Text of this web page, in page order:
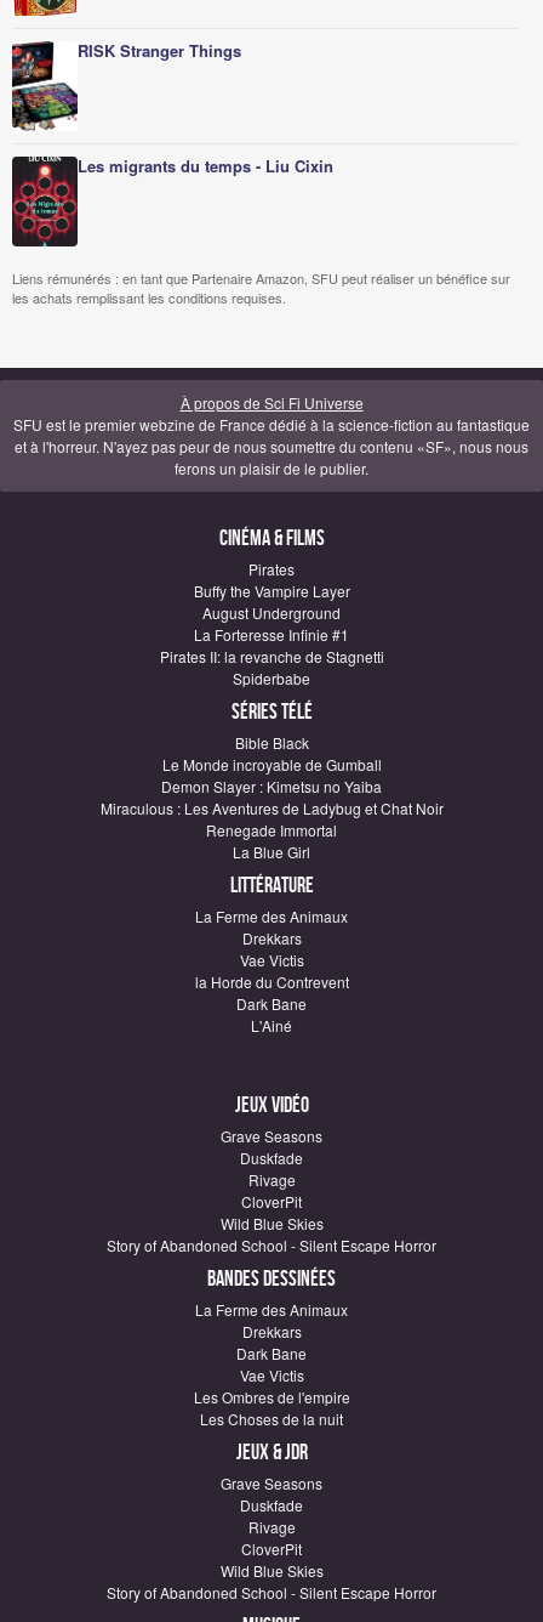
RISK Stranger Things
Les migrants du temps - Liu Cixin
Liens rémunérés : en tant que Partenaire Amazon, SFU peut réaliser un bénéfice sur
les achats remplissant les conditions requises.
À propos de Sci Fi Universe
SFU est le premier webzine de France dédié à la science-fiction au fantastique
et à l'horreur. N'ayez pas peur de nous soumettre du contenu «SF», nous nous
ferons un plaisir de le publier.
Cinéma & Films
Pirates
Buffy the Vampire Layer
August Underground
La Forteresse Infinie #1
Pirates II: la revanche de Stagnetti
Spiderbabe
Séries télé
Bible Black
Le Monde incroyable de Gumball
Demon Slayer : Kimetsu no Yaiba
Miraculous : Les Aventures de Ladybug et Chat Noir
Renegade Immortal
La Blue Girl
Littérature
La Ferme des Animaux
Drekkars
Vae Victis
la Horde du Contrevent
Dark Bane
L'Ainé
Jeux vidéo
Grave Seasons
Duskfade
Rivage
CloverPit
Wild Blue Skies
Story of Abandoned School - Silent Escape Horror
Bandes dessinées
La Ferme des Animaux
Drekkars
Dark Bane
Vae Victis
Les Ombres de l'empire
Les Choses de la nuit
Jeux & JDR
Grave Seasons
Duskfade
Rivage
CloverPit
Wild Blue Skies
Story of Abandoned School - Silent Escape Horror